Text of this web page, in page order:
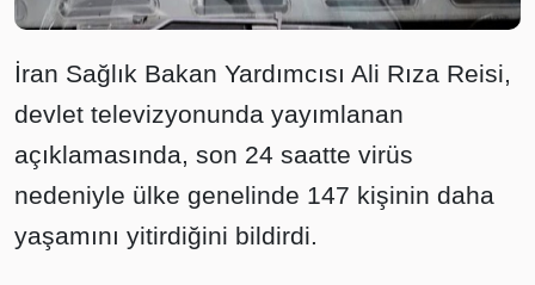
İran Sağlık Bakan Yardımcısı Ali Rıza Reisi,
devlet televizyonunda yayımlanan
açıklamasında, son 24 saatte virüs
nedeniyle ülke genelinde 147 kişinin daha
yaşamını yitirdiğini bildirdi.